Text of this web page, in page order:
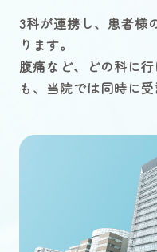
3科が連携し、患者様
ります。
腹痛など、どの科に
も、当院では同時に受